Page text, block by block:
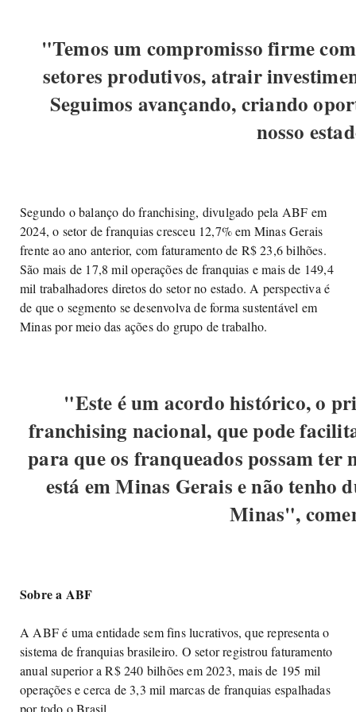
"Temos um compromisso firme
setores produtivos, atrair
Seguimos avançando, criando
nosso
Segundo o balanço do franchising, divulgado pela ABF em
2024, o setor de franquias cresceu 12,7% em Minas Gerais
frente ao ano anterior, com faturamento de R$ 23,6 bilhões.
São mais de 17,8 mil operações de franquias e mais de 149,4
mil trabalhadores diretos do setor no estado. A perspectiva é
de que o segmento se desenvolva de forma sustentável em
Minas por meio das ações do grupo de trabalho.
"Este é um acordo histórico, o
franchising nacional, que pode
para que os franqueados possam ter
está em Minas Gerais e não tenho
Minas",
Sobre a ABF
A ABF é uma entidade sem fins lucrativos, que representa o
sistema de franquias brasileiro. O setor registrou faturamento
anual superior a R$ 240 bilhões em 2023, mais de 195 mil
operações e cerca de 3,3 mil marcas de franquias espalhadas
por todo o Brasil.